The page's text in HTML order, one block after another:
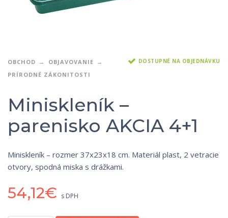
OBCHOD
OBJAVOVANIE
PRÍRODNÉ ZÁKONITOSTI
DOSTUPNÉ NA OBJEDNÁVKU
Miniskleník –
parenisko AKCIA 4+1
Miniskleník – rozmer 37x23x18 cm. Materiál plast, 2 vetracie
otvory, spodná miska s drážkami.
54,12€ s DPH